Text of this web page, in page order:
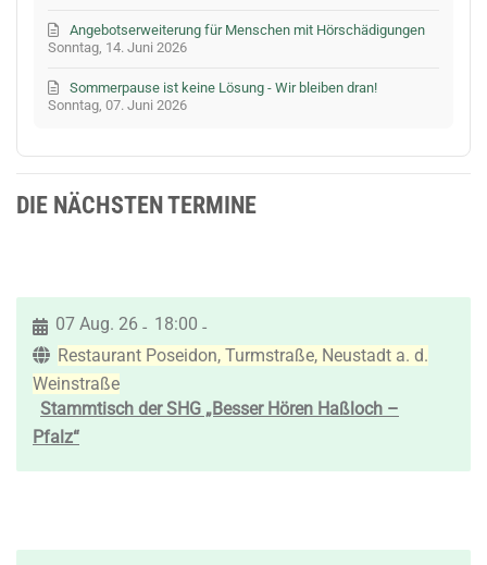
Sonntag, 14. Juni 2026
Angebotserweiterung für Menschen mit Hörschädigungen
Sonntag, 07. Juni 2026
Sommerpause ist keine Lösung - Wir bleiben dran!
DIE NÄCHSTEN TERMINE
07 Aug. 26 - 18:00 -
Restaurant Poseidon, Turmstraße, Neustadt a. d.
Weinstraße
Stammtisch der SHG „Besser Hören Haßloch –
Pfalz“